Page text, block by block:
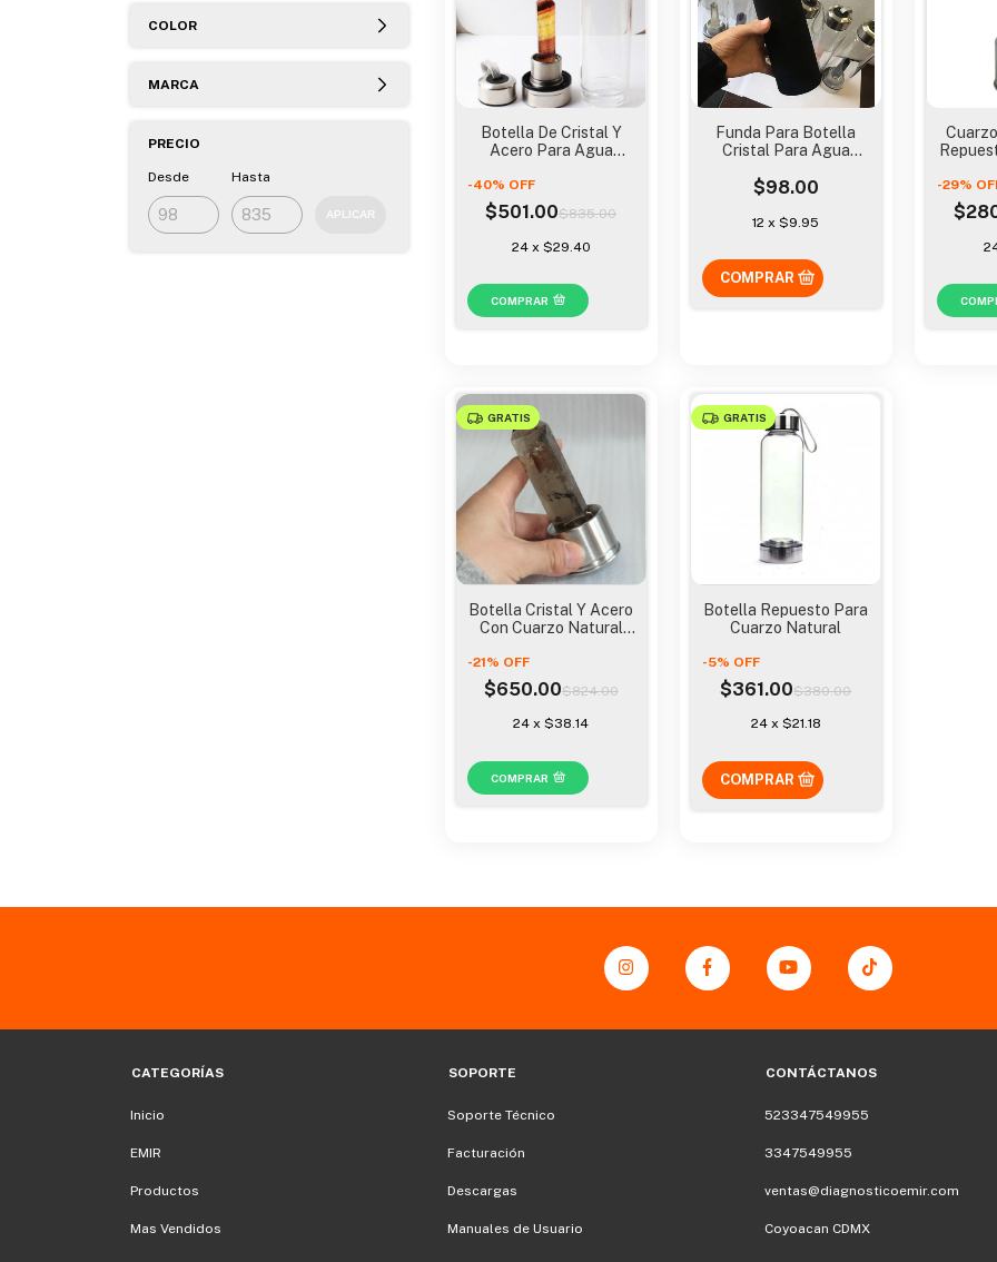
COLOR
MARCA
PRECIO
Desde Hasta
APLICAR
Botella De Cristal Y
Acero Para Agua
-40% OFF
$501.00$835.00
24 x $29.40
COMPRAR
Funda Para Botella
Cristal Para Agua
$98.00
12 x$9.95
-29%
GRATIS
Botella Cristal Y Acero
Con Cuarzo Natural
-21% OFF
$650.00$824.00
24 x$38.14
COMPRAR
GRATIS
Botella Repuesto Para
Cuarzo Natural
-5% OFF
$361.00$380.00
24 x $21.18
CATEGORÍAS
Inicio
EMIR
Productos
Mas Vendidos
SOPORTE
Soporte Técnico
Facturación
Descargas
Manuales de Usuario
CONTÁCTANOS
523347549955
3347549955
ventas@diagnosticoemir.com
Coyoacan CDMX